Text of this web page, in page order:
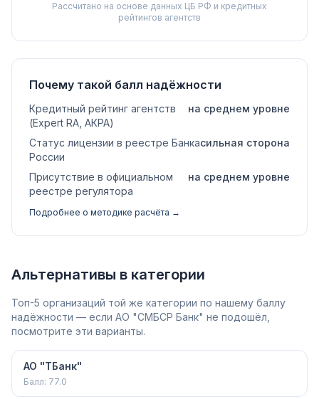
Рассчитано на основе данных ЦБ РФ и кредитных
рейтингов агентств
Почему такой балл надёжности
Кредитный рейтинг агентств
(Expert RA, АКРА)
на среднем уровне
Статус лицензии в реестре Банка
России
сильная сторона
Присутствие в официальном
реестре регулятора
на среднем уровне
Подробнее о методике расчёта →
Альтернативы в категории
Топ-5 организаций той же категории по нашему баллу
надёжности — если АО "СМБСР Банк" не подошёл,
посмотрите эти варианты.
АО "ТБанк"
Балл: 77.0